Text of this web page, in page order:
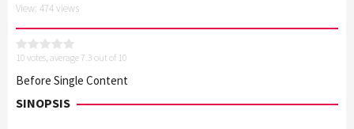
View: 474 views
10 votes, average 7.3 out of 10
Before Single Content
SINOPSIS